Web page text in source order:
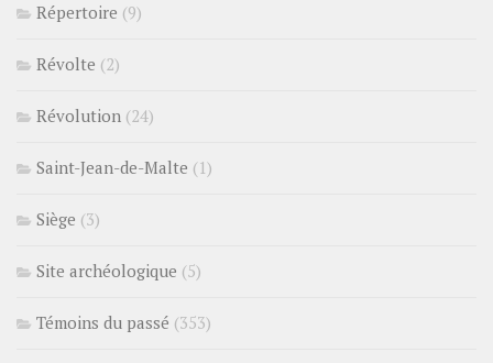
Répertoire (9)
Révolte (2)
Révolution (24)
Saint-Jean-de-Malte (1)
Siège (3)
Site archéologique (5)
Témoins du passé (353)